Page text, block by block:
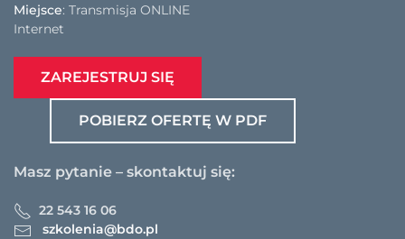
Miejsce: Transmisja ONLINE
Internet
ZAREJESTRUJ SIĘ
POBIERZ OFERTĘ W PDF
Masz pytanie – skontaktuj się:
22 543 16 06
szkolenia@bdo.pl